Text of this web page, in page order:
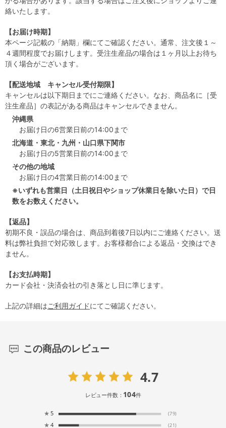
絡いたします。
【お届け時期】
本ページ記載の「納期」欄にてご確認ください。通常、注文後１～
４週間程度でお届けします。受注生産品の場合は１ヶ月以上お待ち
頂く場合がございます。
【配送地域 キャンセル受付期限】
キャンセルは以下期日までにご連絡ください。なお、商品名に［受
注生産品］の表記がある商品はキャンセルできません。
沖縄県
お届け日の6営業日前の14:00まで
北海道・東北・九州・山口県下関市
お届け日の5営業日前の14:00まで
その他の地域
お届け日の4営業日前の14:00まで
※いずれも営業日（土日祝日やショップ休業日を除いた日）で日
数をお数えください。
【返品】
初期不良・誤品の場合は、商品到着後7日以内にご連絡ください。送
料は弊社負担で対応致します。お客様都合による返品・交換はでき
ません。
【お支払時期】
カード会社・決済会社の引き落とし日に準じます。
上記の詳細はご利用ガイドにてご確認ください。
この商品のレビュー
4.7
レビュー件数： 104件
★ 5 (79)
★ 4 (21)